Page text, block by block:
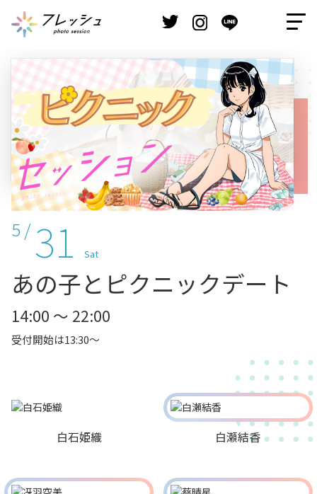
5 / 31 Sat
あの子とピクニックデート
14:00 ～ 22:00
受付開始は13:30～
白石姫織 白瀬結香